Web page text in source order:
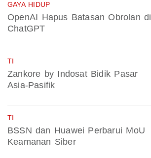
GAYA HIDUP
OpenAI Hapus Batasan Obrolan di
ChatGPT
TI
Zankore by Indosat Bidik Pasar
Asia-Pasifik
TI
BSSN dan Huawei Perbarui MoU
Keamanan Siber